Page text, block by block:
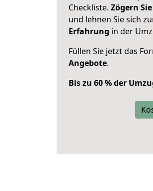
Checkliste. Zögern
und lehnen Sie sich
Erfahrung in der
Füllen Sie jetzt das
Angebote.
Bis zu 60 % der